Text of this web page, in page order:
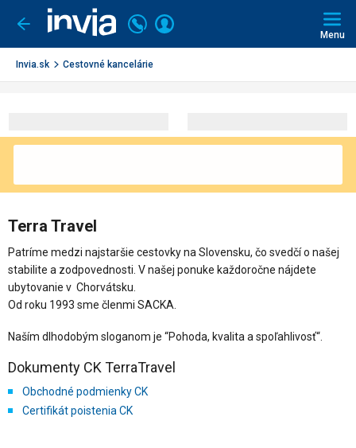
Ísť
späť
Volajte
+421
2
3221
Prihlásiť
Menu
Invia.sk Cestovné kancelárie
Terra Travel
Patríme medzi najstaršie cestovky na Slovensku, čo svedčí o našej
stabilite a zodpovednosti. V našej ponuke každoročne nájdete
ubytovanie v Chorvátsku.
Od roku 1993 sme členmi SACKA.
Naším dlhodobým sloganom je “Pohoda, kvalita a spoľahlivosť“.
Dokumenty CK TerraTravel
Obchodné podmienky CK
Certifikát poistenia CK